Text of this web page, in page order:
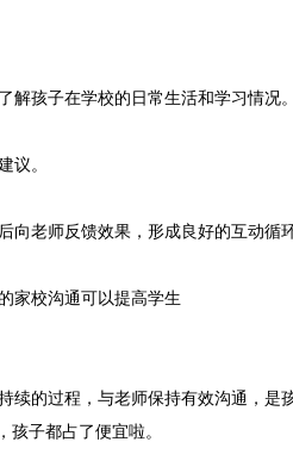
解孩子在学校的日常生活和学习情况。
议。
向老师反馈效果，形成良好的互动循环
家校沟通可以提高学生
的过程，与老师保持有效沟通，是
孩子都占了便宜啦。